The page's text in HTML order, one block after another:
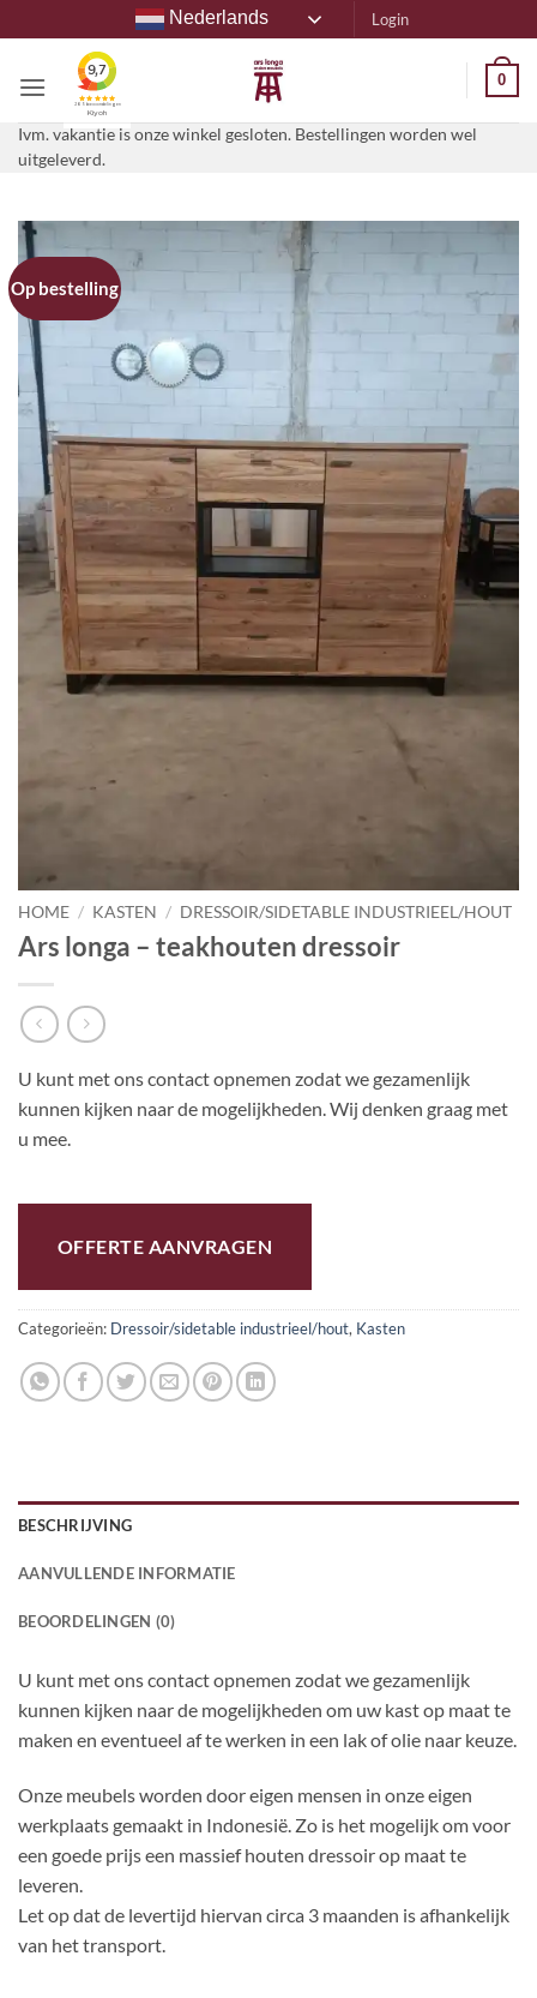
naar
inhoud
Nederlands Login
0
Ivm. vakantie is onze winkel gesloten. Bestellingen worden wel
uitgeleverd.
Op bestelling
HOME / KASTEN / DRESSOIR/SIDETABLE INDUSTRIEEL/HOUT
Ars longa – teakhouten dressoir
U kunt met ons contact opnemen zodat we gezamenlijk
kunnen kijken naar de mogelijkheden. Wij denken graag met
u mee.
OFFERTE AANVRAGEN
Categorieën: Dressoir/sidetable industrieel/hout, Kasten
BESCHRIJVING
AANVULLENDE INFORMATIE
BEOORDELINGEN (0)
U kunt met ons contact opnemen zodat we gezamenlijk
kunnen kijken naar de mogelijkheden om uw kast op maat te
maken en eventueel af te werken in een lak of olie naar keuze.
Onze meubels worden door eigen mensen in onze eigen
werkplaats gemaakt in Indonesië. Zo is het mogelijk om voor
een goede prijs een massief houten dressoir op maat te
leveren.
Let op dat de levertijd hiervan circa 3 maanden is afhankelijk
van het transport.